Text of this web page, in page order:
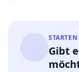
Gibt